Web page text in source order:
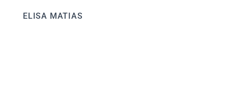
ELISA MATIAS